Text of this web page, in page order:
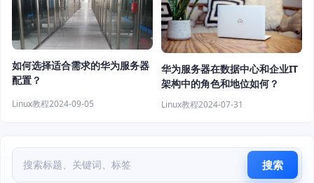
如何选择适合需求的华为服务器
配置？
Linux教程2024-09-05
华为服务器在数据中心和企业IT
架构中的角色和地位如何？
Linux教程2024-07-31
搜索